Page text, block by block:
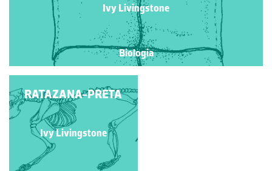
Ivy Livingstone
Biologia
ANÉMONA
Ivy Livingstone
RATAZANA-PRETA
Ivy Livingstone